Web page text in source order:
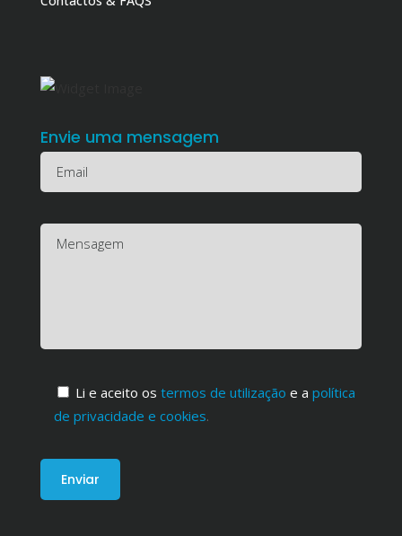
Envie uma mensagem
Li e aceito os termos de utilização e a política
de privacidade e cookies.